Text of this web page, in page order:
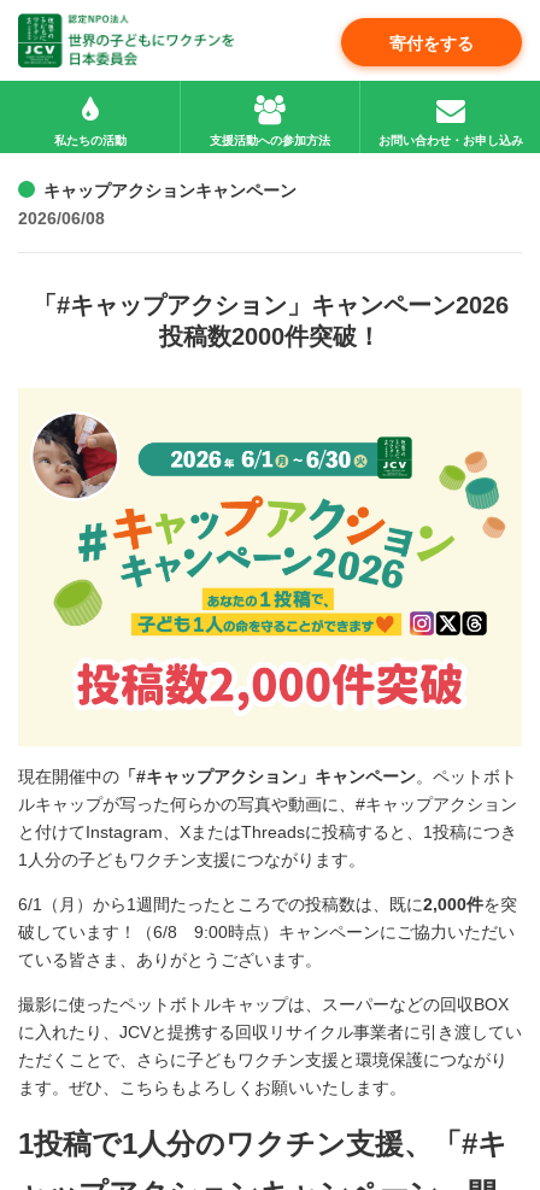
寄付をする
私たちの活動 支援活動への参加方法 お問い合わせ・お申し込み
キャップアクションキャンペーン
2026/06/08
「#キャップアクション」キャンペーン2026
投稿数2000件突破！
現在開催中の 「#キャップアクション」キャンペーン。ペットボト
ルキャップが写った何らかの写真や動画に、#キャップアクション
と付けてInstagram、XまたはThreadsに投稿すると、1投稿につき
1人分の子どもワクチン支援につながります。
6/1（月）から1週間たったところでの投稿数は、既に2,000件を突
破しています！（6/8 9:00時点）キャンペーンにご協力いただい
ている皆さま、ありがとうございます。
撮影に使ったペットボトルキャップは、スーパーなどの回収BOX
に入れたり、JCVと提携する回収リサイクル事業者に引き渡してい
ただくことで、さらに子どもワクチン支援と環境保護につながり
ます。ぜひ、こちらもよろしくお願いいたします。
1投稿で1人分のワクチン支援、「#キ